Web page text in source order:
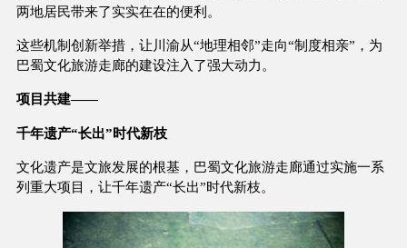
两地居民带来了实实在在的便利。
这些机制创新举措，让川渝从“地理相邻”走向“制度相亲”，为
巴蜀文化旅游走廊的建设注入了强大动力。
项目共建——
千年遗产“长出”时代新枝
文化遗产是文旅发展的根基，巴蜀文化旅游走廊通过实施一系
列重大项目，让千年遗产“长出”时代新枝。